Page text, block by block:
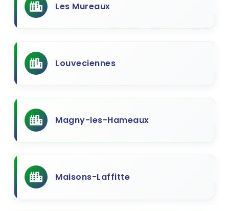
Les Mureaux
Louveciennes
Magny-les-Hameaux
Maisons-Laffitte